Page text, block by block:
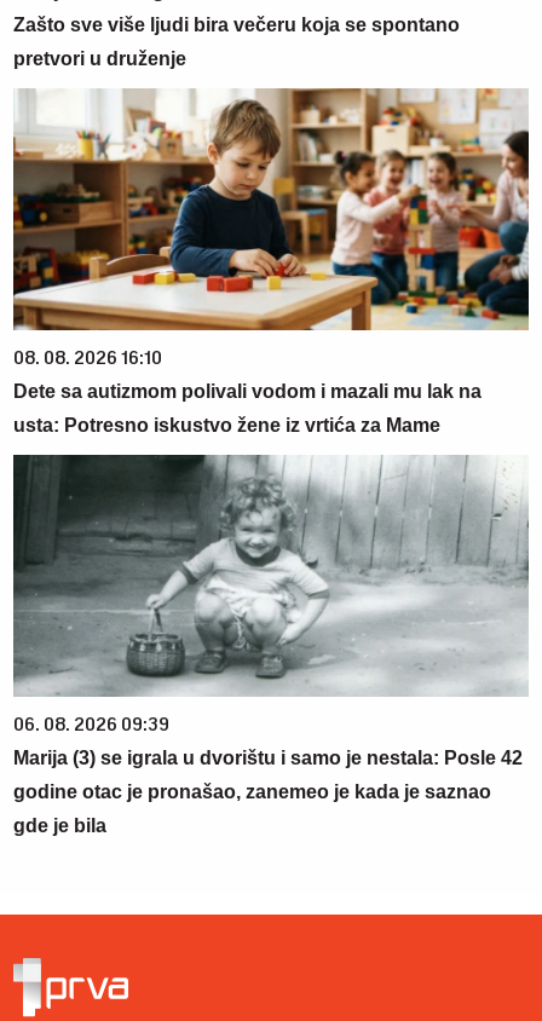
Zašto sve više ljudi bira večeru koja se spontano
pretvori u druženje
08. 08. 2026 16:10
Dete sa autizmom polivali vodom i mazali mu lak na
usta: Potresno iskustvo žene iz vrtića za Mame
06. 08. 2026 09:39
Marija (3) se igrala u dvorištu i samo je nestala: Posle 42
godine otac je pronašao, zanemeo je kada je saznao
gde je bila